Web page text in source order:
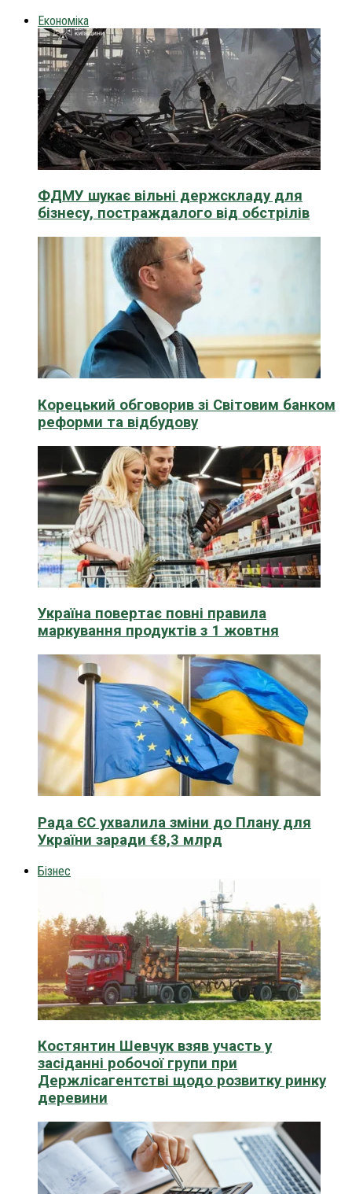
Економіка
ФДМУ шукає вільні держскладу для
бізнесу, постраждалого від обстрілів
Корецький обговорив зі Світовим банком
реформи та відбудову
Україна повертає повні правила
маркування продуктів з 1 жовтня
Рада ЄС ухвалила зміни до Плану для
України заради €8,3 млрд
Бізнес
Костянтин Шевчук взяв участь у
засіданні робочої групи при
Держлісагентстві щодо розвитку ринку
деревини